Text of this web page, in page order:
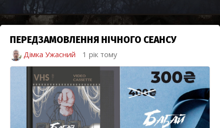
ПЕРЕДЗАМОВЛЕННЯ НІЧНОГО СЕАНСУ
Дімка Ужасний 1 рік тому